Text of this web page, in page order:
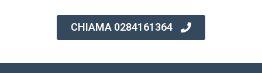
CHIAMA 0284161364